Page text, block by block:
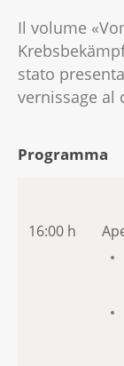
Il volume
stato
vernissage al
Programma
16:00 h